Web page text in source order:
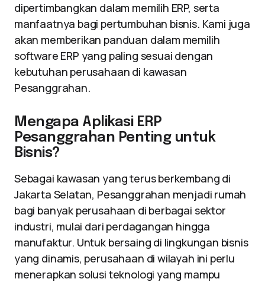
dipertimbangkan dalam memilih ERP, serta
manfaatnya bagi pertumbuhan bisnis. Kami juga
akan memberikan panduan dalam memilih
software ERP yang paling sesuai dengan
kebutuhan perusahaan di kawasan
Pesanggrahan.
Mengapa Aplikasi ERP
Pesanggrahan Penting untuk
Bisnis?
Sebagai kawasan yang terus berkembang di
Jakarta Selatan, Pesanggrahan menjadi rumah
bagi banyak perusahaan di berbagai sektor
industri, mulai dari perdagangan hingga
manufaktur. Untuk bersaing di lingkungan bisnis
yang dinamis, perusahaan di wilayah ini perlu
menerapkan solusi teknologi yang mampu